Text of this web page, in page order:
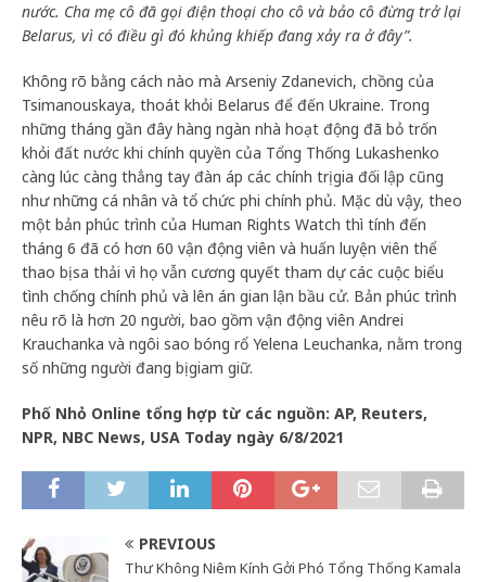
nước. Cha mẹ cô đã gọi điện thoại cho cô và bảo cô đừng trở lại
Belarus, vì có điều gì đó khủng khiếp đang xảy ra ở đây”.
Không rõ bằng cách nào mà Arseniy Zdanevich, chồng của
Tsimanouskaya, thoát khỏi Belarus để đến Ukraine. Trong
những tháng gần đây hàng ngàn nhà hoạt động đã bỏ trốn
khỏi đất nước khi chính quyền của Tổng Thống Lukashenko
càng lúc càng thẳng tay đàn áp các chính trị gia đối lập cũng
như những cá nhân và tổ chức phi chính phủ. Mặc dù vậy, theo
một bản phúc trình của Human Rights Watch thì tính đến
tháng 6 đã có hơn 60 vận động viên và huấn luyện viên thể
thao bị sa thải vì họ vẫn cương quyết tham dự các cuộc biểu
tình chống chính phủ và lên án gian lận bầu cử. Bản phúc trình
nêu rõ là hơn 20 người, bao gồm vận động viên Andrei
Krauchanka và ngôi sao bóng rổ Yelena Leuchanka, nằm trong
số những người đang bị giam giữ.
Phố Nhỏ Online tổng hợp từ các nguồn: AP, Reuters,
NPR, NBC News, USA Today ngày 6/8/2021
PREVIOUS
Thư Không Niêm Kính Gởi Phó Tổng Thống Kamala